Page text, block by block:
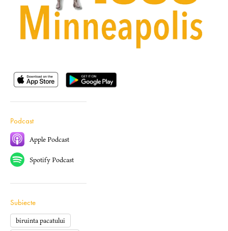
Podcast
Apple Podcast
Spotify Podcast
Subiecte
biruinta pacatului